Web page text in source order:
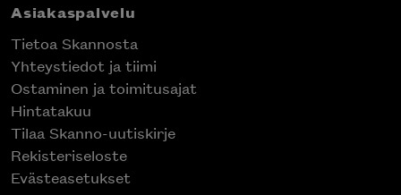
Asiakaspalvelu
Tietoa Skannosta
Yhteystiedot ja tiimi
Ostaminen ja toimitusajat
Hintatakuu
Tilaa Skanno-uutiskirje
Rekisteriseloste
Evästeasetukset